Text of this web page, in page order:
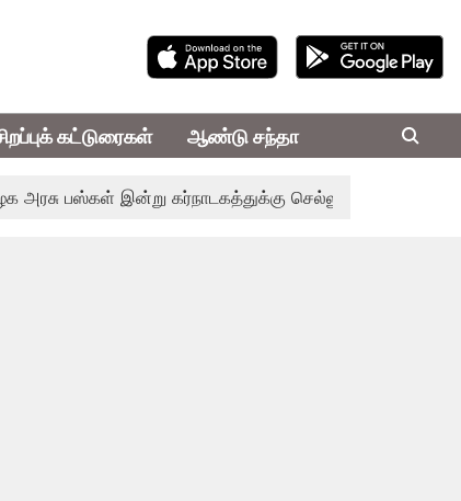
கட்டுரைகள் ஆண்டு சந்தா
பஸ்கள் இன்று கர்நாடகத்துக்கு செல்லுமா? - எல்லையில்